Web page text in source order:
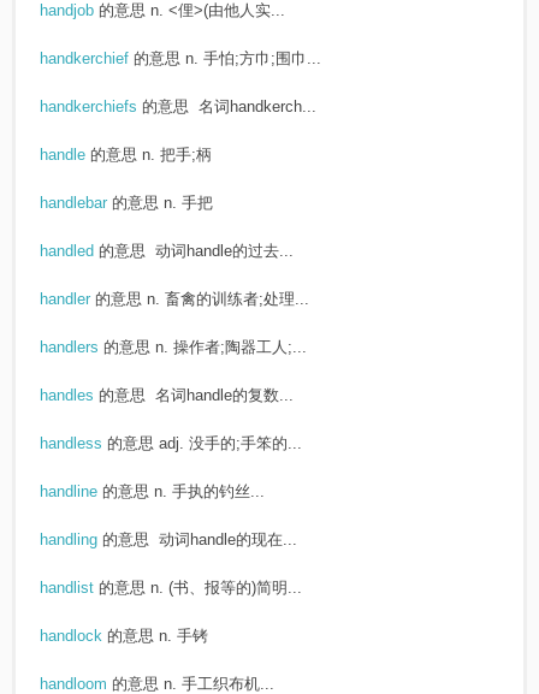
handjob 的意思 n. <俚>(由他人实...
handkerchief 的意思 n. 手怕;方巾;围巾...
handkerchiefs 的意思 名词handkerch...
handle 的意思 n. 把手;柄
handlebar 的意思 n. 手把
handled 的意思 动词handle的过去...
handler 的意思 n. 畜禽的训练者;处理...
handlers 的意思 n. 操作者;陶器工人;...
handles 的意思 名词handle的复数...
handless 的意思 adj. 没手的;手笨的...
handline 的意思 n. 手执的钓丝...
handling 的意思 动词handle的现在...
handlist 的意思 n. (书、报等的)简明...
handlock 的意思 n. 手铐
handloom 的意思 n. 手工织布机...